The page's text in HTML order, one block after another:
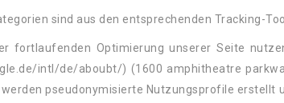
sind aus den entsprechenden Tracking-
fortlaufenden Optimierung unserer Seite
intl/de/aboubt/) (1600 amphitheatre
pseudonymisierte Nutzungsprofile erstellt